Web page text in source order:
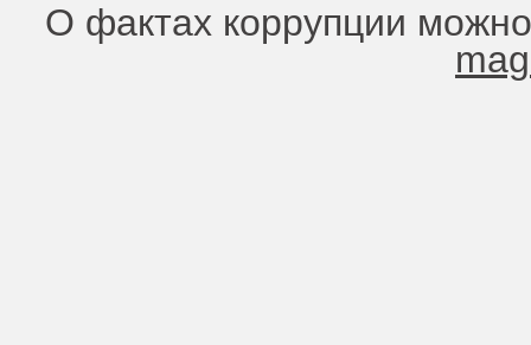
О фактах коррупции